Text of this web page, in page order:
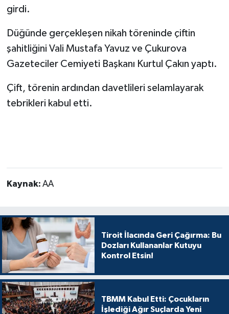
girdi.
Düğünde gerçekleşen nikah töreninde çiftin
şahitliğini Vali Mustafa Yavuz ve Çukurova
Gazeteciler Cemiyeti Başkanı Kurtul Çakın yaptı.
Çift, törenin ardından davetlileri selamlayarak
tebrikleri kabul etti.
Kaynak: AA
Tiroit İlacında Geri Çağırma: Bu
Dozları Kullananlar Kutuyu
Kontrol Etsin!
TBMM Kabul Etti: Çocukların
İşlediği Ağır Suçlarda Yeni